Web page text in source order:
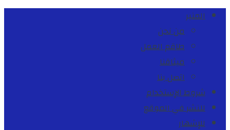
المنبر
من نحن
طاقم العمل
ميثاقنا
اتصل بنا
شروط الإستخدام
للنشر في الموقع
للإشهار